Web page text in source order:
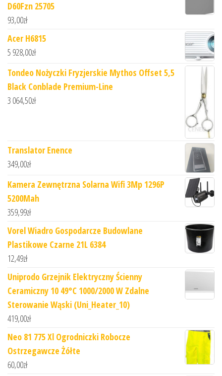
D60Fzn 25705
93,00zł
Acer H6815
5 928,00zł
Tondeo Nożyczki Fryzjerskie Mythos Offset 5,5
Black Conblade Premium-Line
3 064,50zł
Translator Enence
349,00zł
Kamera Zewnętrzna Solarna Wifi 3Mp 1296P
5200Mah
359,99zł
Vorel Wiadro Gospodarcze Budowlane
Plastikowe Czarne 21L 6384
12,49zł
Uniprodo Grzejnik Elektryczny Ścienny
Ceramiczny 10 49°C 1000/2000 W Zdalne
Sterowanie Wąski (Uni_Heater_10)
419,00zł
Neo 81 775 Xl Ogrodniczki Robocze
Ostrzegawcze Żółte
60,00zł